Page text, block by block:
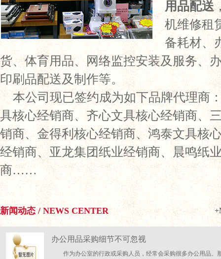
用品配送
机维修租
备耗材、
货、体育用品、网络监控安装及服务、
印刷品配送及制作等。
本公司现已签约成为如下品牌代理商
具核心经销商、齐心文具核心经销商、
销商、金得利核心经销商、鸿泰文具核
经销商、亚龙集团纸业经销商、晨鸣纸
商……
新闻动态 / NEWS CENTER
办公用品采购细节不可忽视
作为办公室的行政或采购人员，经常会采购很多办公用品。